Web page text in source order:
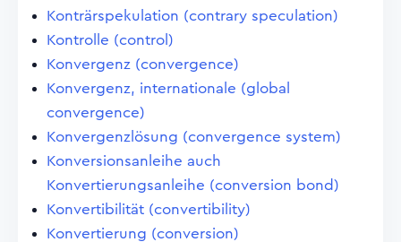
Konträrspekulation (contrary speculation)
Kontrolle (control)
Konvergenz (convergence)
Konvergenz, internationale (global
convergence)
Konvergenzlösung (convergence system)
Konversionsanleihe auch
Konvertierungsanleihe (conversion bond)
Konvertibilität (convertibility)
Konvertierung (conversion)